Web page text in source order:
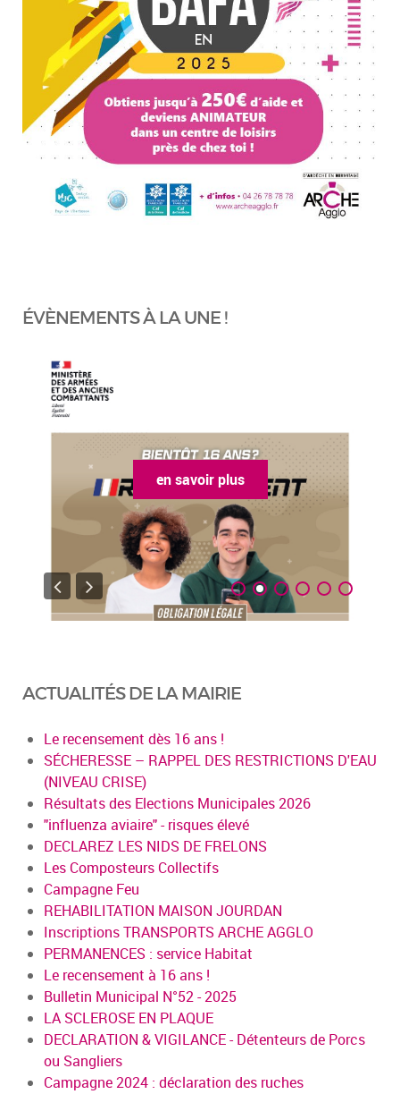
ÉVÈNEMENTS À LA UNE !
en savoir plus
ACTUALITÉS DE LA MAIRIE
Le recensement dès 16 ans !
SÉCHERESSE – RAPPEL DES RESTRICTIONS D'EAU
(NIVEAU CRISE)
Résultats des Elections Municipales 2026
"influenza aviaire" - risques élevé
DECLAREZ LES NIDS DE FRELONS
Les Composteurs Collectifs
Campagne Feu
REHABILITATION MAISON JOURDAN
Inscriptions TRANSPORTS ARCHE AGGLO
PERMANENCES : service Habitat
Le recensement à 16 ans !
Bulletin Municipal N°52 - 2025
LA SCLEROSE EN PLAQUE
DECLARATION & VIGILANCE - Détenteurs de Porcs
ou Sangliers
Campagne 2024 : déclaration des ruches